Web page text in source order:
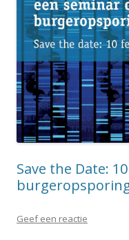
Save the Date:
Geef een reactie